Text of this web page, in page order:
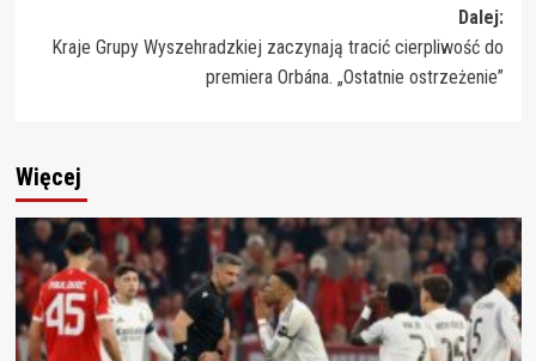
Dalej:
Kraje Grupy Wyszehradzkiej zaczynają tracić cierpliwość do
premiera Orbána. „Ostatnie ostrzeżenie”
Więcej